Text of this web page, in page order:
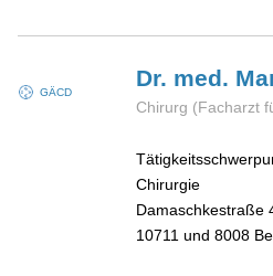
GÄCD
Dr. med.
Chirurg (Facharzt
Chirurgie
Damaschkestraße
10711 und 8008